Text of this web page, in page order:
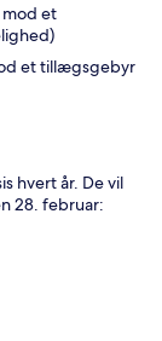
mod et
et tillægsgebyr
hvert år. De vil
28. februar: